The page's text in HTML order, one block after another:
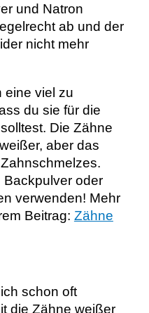
und Natron
ab und der
nicht mehr
eine viel zu
du sie für die
Die Zähne
aber das
Backpulver oder
verwenden! Mehr
Beitrag: Zähne
schon oft
die Zähne weißer